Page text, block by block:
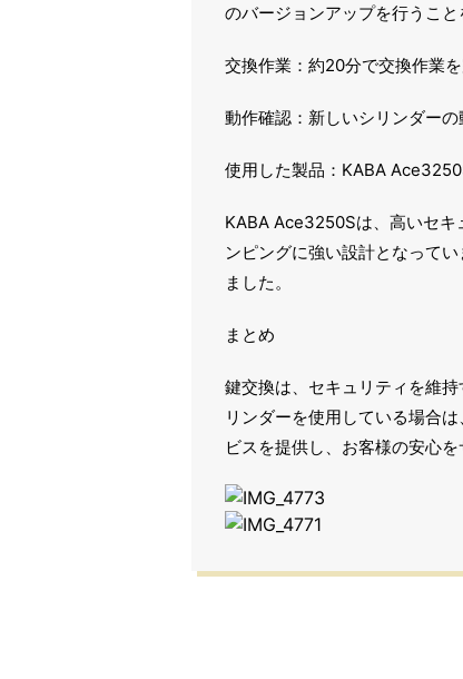
のバージョンアップを行うこと
交換作業：約20分で交換作業を
動作確認：新しいシリンダー
使用した製品：KABA
KABA Ace3250Sは、高いセキ
ンピングに強い設計となって
ました。
まとめ
鍵交換は、セキュリティを維
リンダーを使用している場合
ビスを提供し、お客様の安心を